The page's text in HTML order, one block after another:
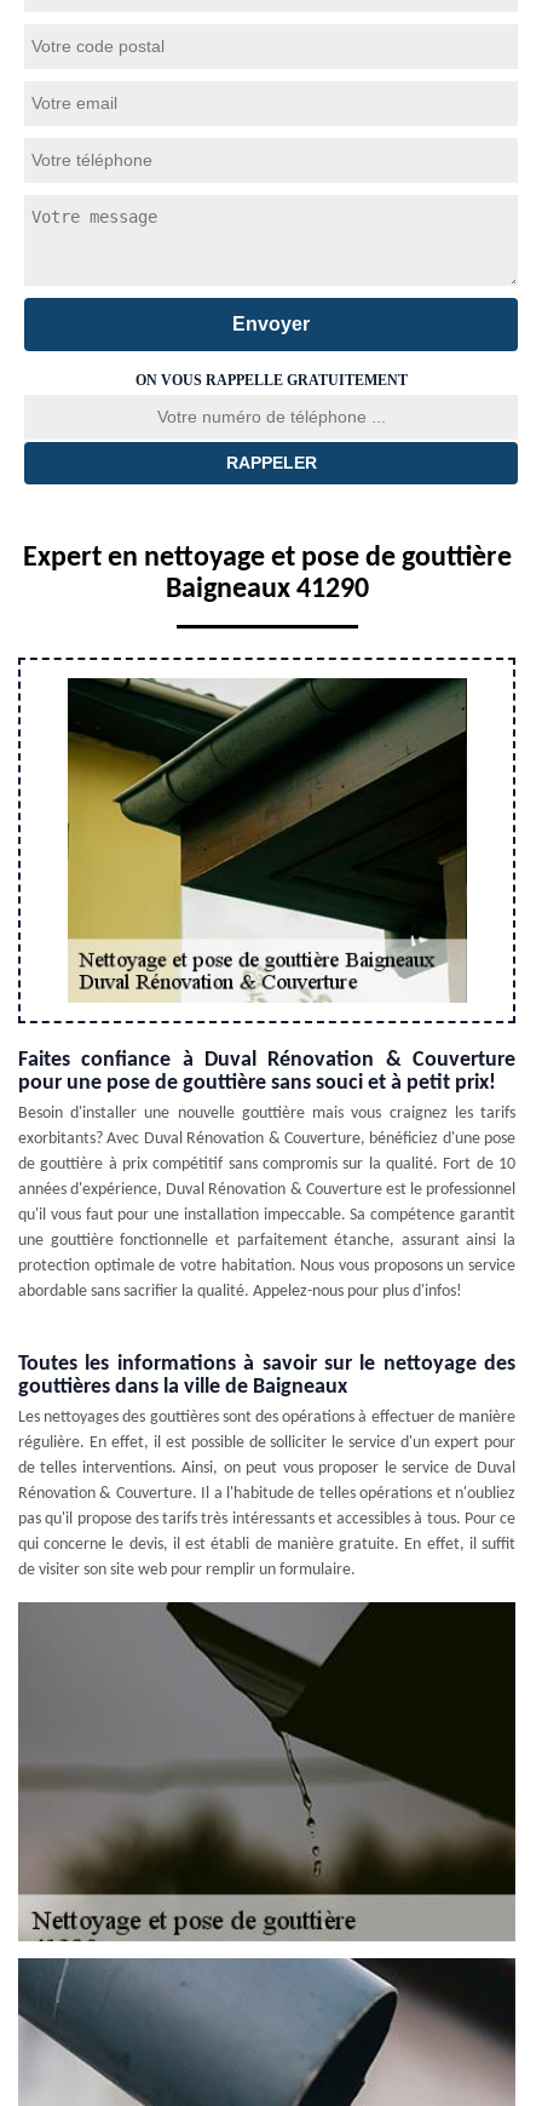
ON VOUS RAPPELLE GRATUITEMENT
Expert en nettoyage et pose de gouttière
Baigneaux 41290
Faites confiance à Duval Rénovation & Couverture
pour une pose de gouttière sans souci et à petit prix!
Besoin d'installer une nouvelle gouttière mais vous craignez les tarifs
exorbitants? Avec Duval Rénovation & Couverture, bénéficiez d'une pose
de gouttière à prix compétitif sans compromis sur la qualité. Fort de 10
années d'expérience, Duval Rénovation & Couverture est le professionnel
qu'il vous faut pour une installation impeccable. Sa compétence garantit
une gouttière fonctionnelle et parfaitement étanche, assurant ainsi la
protection optimale de votre habitation. Nous vous proposons un service
abordable sans sacrifier la qualité. Appelez-nous pour plus d'infos!
Toutes les informations à savoir sur le nettoyage des
gouttières dans la ville de Baigneaux
Les nettoyages des gouttières sont des opérations à effectuer de manière
régulière. En effet, il est possible de solliciter le service d'un expert pour
de telles interventions. Ainsi, on peut vous proposer le service de Duval
Rénovation & Couverture. Il a l'habitude de telles opérations et n'oubliez
pas qu'il propose des tarifs très intéressants et accessibles à tous. Pour ce
qui concerne le devis, il est établi de manière gratuite. En effet, il suffit
de visiter son site web pour remplir un formulaire.